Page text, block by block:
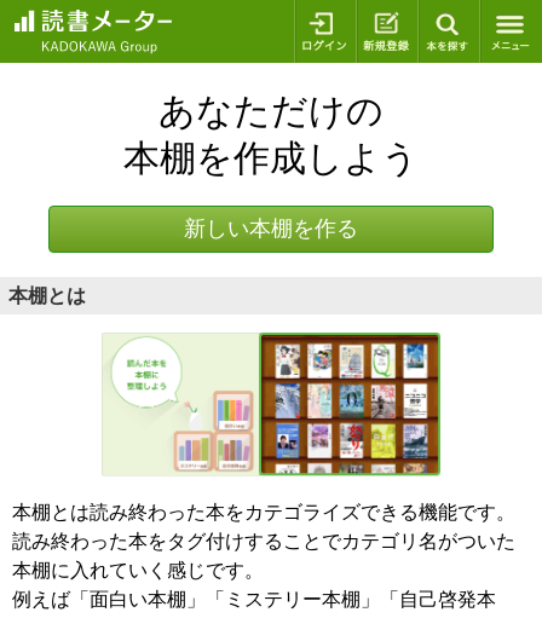
ログイン 新規登録
あなただけの
本棚を作成しよう
新しい本棚を作る
本棚とは
本棚とは読み終わった本をカテゴライズできる機能です。
読み終わった本をタグ付けすることでカテゴリ名がついた
本棚に入れていく感じです。
例えば「面白い本棚」「ミステリー本棚」「自己啓発本